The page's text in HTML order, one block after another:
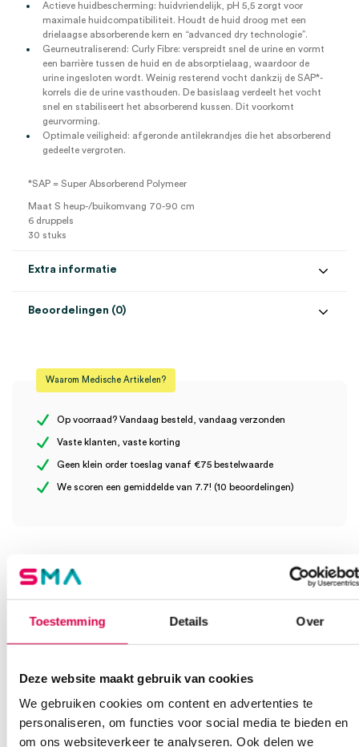
Toestemming Details Over
Deze website maakt gebruik van cookies
We gebruiken cookies om content en advertenties te
personaliseren, om functies voor social media te bieden en
om ons websiteverkeer te analyseren. Ook delen we
Actieve huidbescherming: huidvriendelijk, pH 5,5 zorgt voor
maximale huidcompatibiliteit. Houdt de huid droog met een
drielaagse absorberende kern en “advanced dry technologie”.
Geurneutraliserend: Curly Fibre: verspreidt snel de urine en vormt
een barrière tussen de huid en de absorptielaag, waardoor de
urine ingesloten wordt. Weinig resterend vocht dankzij de SAP*-
korrels die de urine vasthouden. De basislaag verdeelt het vocht
snel en stabiliseert het absorberend kussen. Dit voorkomt
geurvorming.
Optimale veiligheid: afgeronde antilekrandjes die het absorberend
gedeelte vergroten.
*SAP = Super Absorberend Polymeer
Maat S heup-/buikomvang 70-90 cm
6 druppels
30 stuks
Extra informatie
Maat S
Model
Steriel onsteriel
Beoordelingen (0)
Er zijn nog geen beoordelingen.
S, 6 druppels (30)” te beoordelen
Waarom Medische Artikelen?
Op voorraad? Vandaag besteld, vandaag verzonden
Vaste klanten, vaste korting
Geen klein order toeslag vanaf €75 bestelwaarde
We scoren een gemiddelde van 7.7! (10 beoordelingen)
Heb je een vraag?
Vind je antwoord snel en makkelijk op onze klantenservice pagina.
Of contacteer ons via een van de onderstaande opties.
Onze klantenservice is bereikbaar van maandag t/m vrijdag van